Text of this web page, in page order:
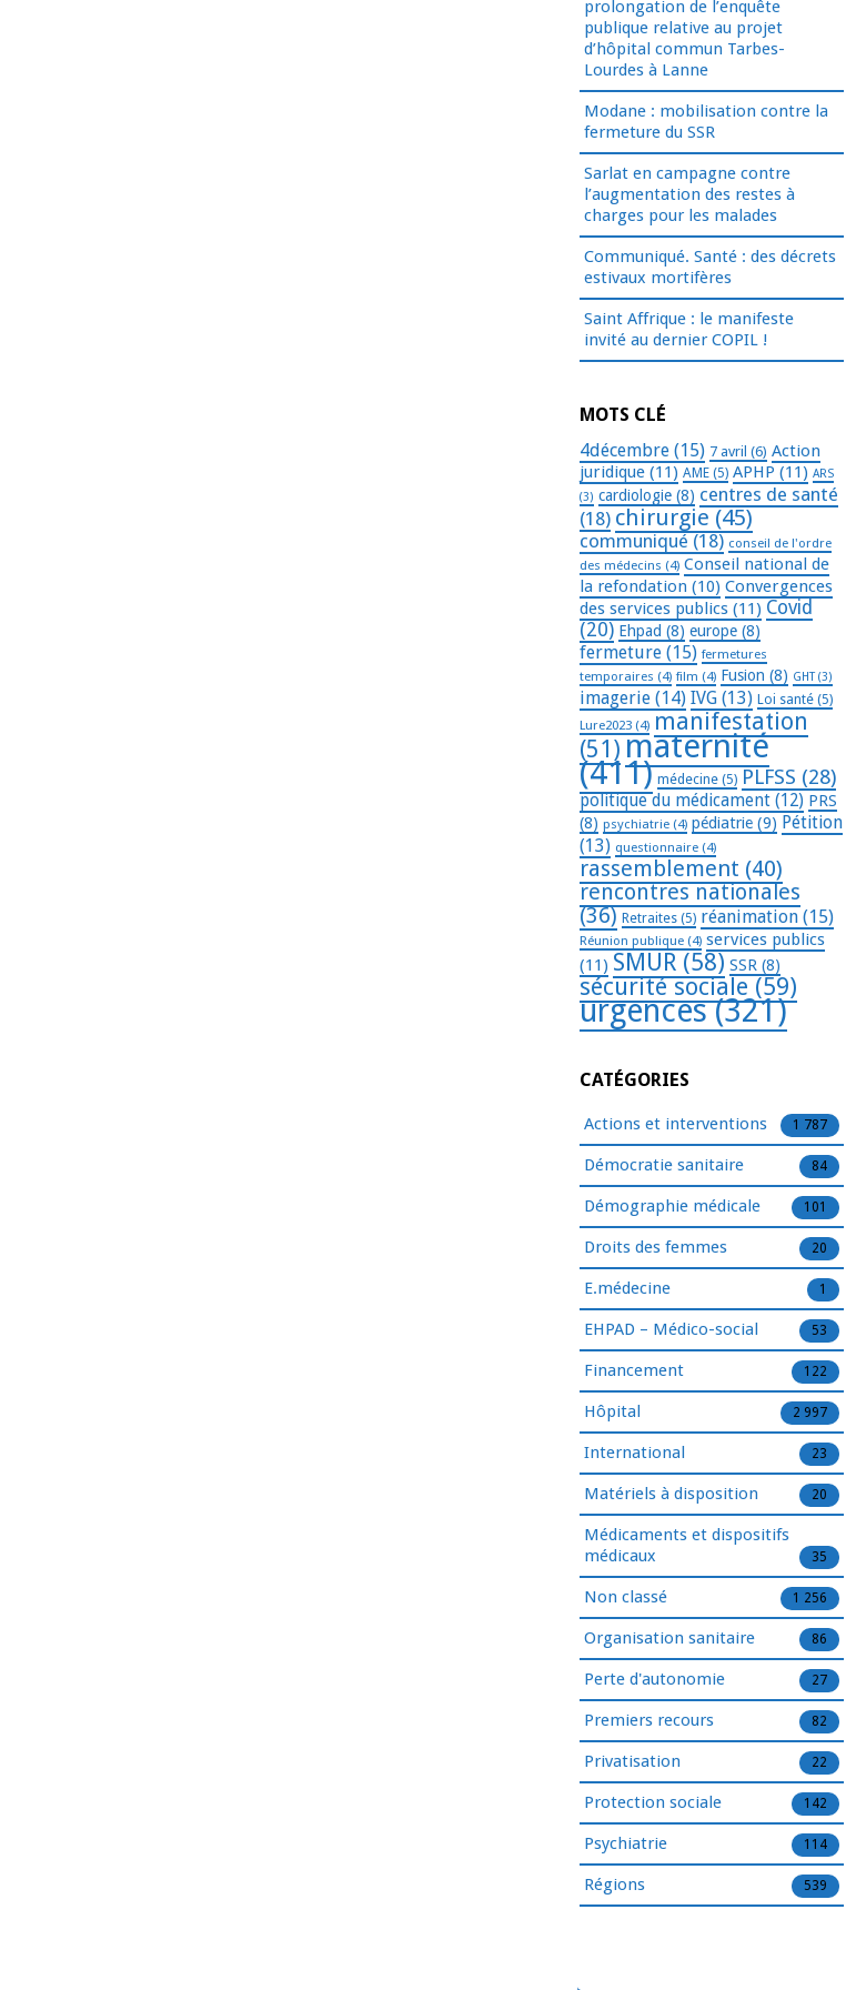
prolongation de l’enquête
publique relative au projet
d’hôpital commun Tarbes-
Lourdes à Lanne
Modane : mobilisation contre la
fermeture du SSR
Sarlat en campagne contre
l’augmentation des restes à
charges pour les malades
Communiqué. Santé : des décrets
estivaux mortifères
Saint Affrique : le manifeste
invité au dernier COPIL !
MOTS CLÉ
4décembre (15) 7 avril (6) Action
juridique (11) AME (5) APHP (11) ARS
(3) cardiologie (8) centres de santé
(18) chirurgie (45)
communiqué (18) conseil de l'ordre
des médecins (4) Conseil national de
la refondation (10) Convergences
des services publics (11) Covid
(20) Ehpad (8) europe (8)
fermeture (15) fermetures
temporaires (4) film (4) Fusion (8) GHT(3)
imagerie (14) IVG (13) Loi santé (5)
Lure2023 (4) manifestation
(51) maternité
(411) médecine (5) PLFSS (28)
politique du médicament (12) PRS
(8) psychiatrie (4) pédiatrie (9) Pétition
(13) questionnaire (4)
rassemblement (40)
rencontres nationales
(36) Retraites (5) réanimation (15)
Réunion publique (4) services publics
(11) SMUR (58) SSR (8)
sécurité sociale (59)
urgences(321)
CATÉGORIES
Actions et interventions 1 787
Démocratie sanitaire 84
Démographie médicale 101
Droits des femmes 20
E.médecine 1
EHPAD – Médico-social 53
Financement 122
Hôpital 2 997
International 23
Matériels à disposition 20
Médicaments et dispositifs
médicaux
35
Non classé 1 256
Organisation sanitaire 86
Perte d'autonomie 27
Premiers recours 82
Privatisation 22
Protection sociale 142
Psychiatrie 114
Régions 539